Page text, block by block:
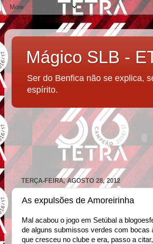
Mágico SLB -
Ser do Benfica não se explica,
espírito.
TERÇA-FEIRA, AGOSTO 28, 2012
As expulsões de Amoreirinha
Mal acabou o jogo em Setúbal a
de alguns submissos verdes com bocas
que cresceu no clube e era, passo a